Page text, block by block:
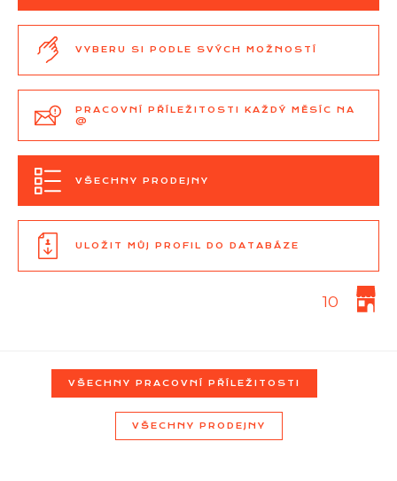
Informace
VYBERU SI PODLE SVÝCH MOŽNOSTÍ
PRACOVNÍ PŘÍLEŽITOSTI KAŽDÝ MĚSÍC NA
@
VŠECHNY PRODEJNY
ULOŽIT MŮJ PROFIL DO DATABÁZE
10
VŠECHNY PRACOVNÍ PŘÍLEŽITOSTI
VŠECHNY PRODEJNY